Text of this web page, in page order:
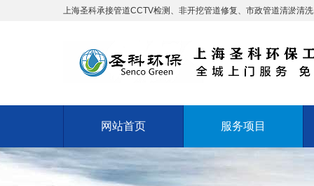
上海圣科承接管道CCTV检测、非开挖管道修复、市政管道清淤清
网站首页 服务项目